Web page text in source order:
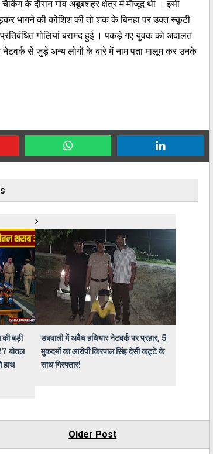
के दौरान गांव अबूबशहर क्षेत्र में मौजूद थी । इसी
भागने की कोशिश की तो शक के बिनहा पर उक्त स्कूटी
गोलियां बरामद हुई । पकड़े गए युवक को अदालत
नेटवर्क से जुड़े अन्य लोगों के बारे में नाम पता मालूम कर उनके
बड़ी
बोतल
हाथ
डबवाली में अवैध हथियार नेटवर्क पर प्रहार, 5
मुकदमों का आरोपी किरपाल सिंह देसी कट्टे के
साथ गिरफ्तार!
Older Post